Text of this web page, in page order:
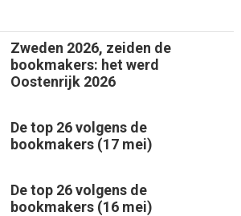
Zweden 2026, zeiden de
bookmakers: het werd
Oostenrijk 2026
De top 26 volgens de
bookmakers (17 mei)
De top 26 volgens de
bookmakers (16 mei)